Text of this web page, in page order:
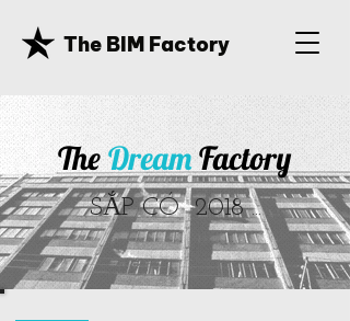
The BIM Factory
TheDream Factory
SẮP CÓ 2018 ...